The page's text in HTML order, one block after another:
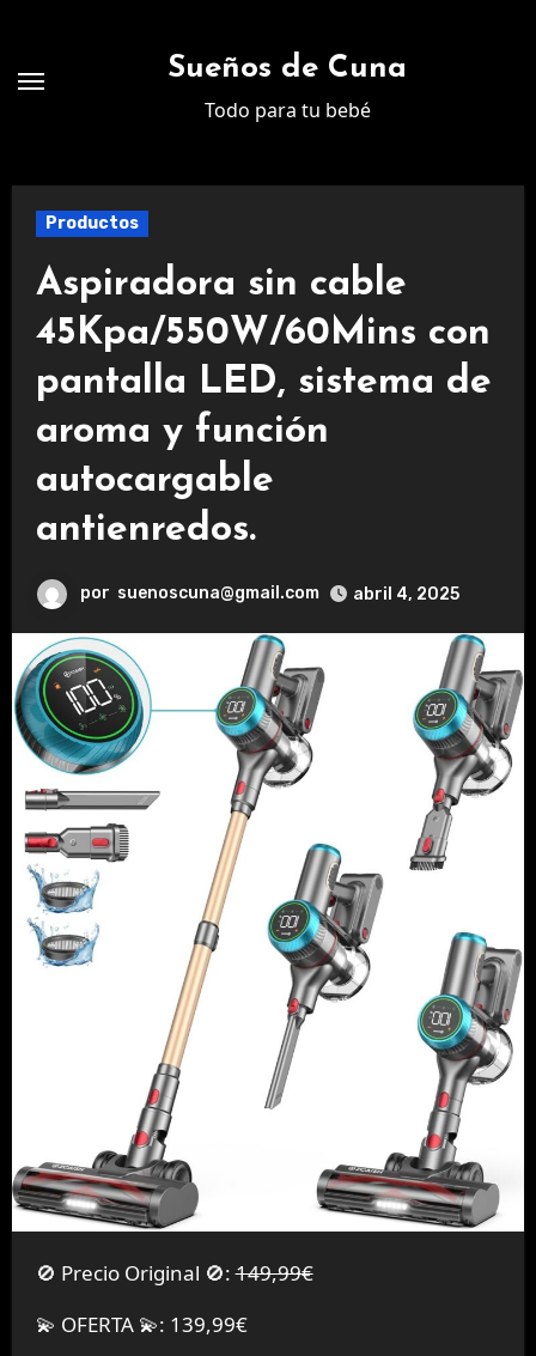
contenido
Sueños de Cuna
Todo para tu bebé
Productos
Aspiradora sin cable
45Kpa/550W/60Mins con
pantalla LED, sistema de
aroma y función
autocargable
antienredos.
por suenoscuna@gmail.com abril 4, 2025
🚫 Precio Original 🚫:149,99€
💫 OFERTA 💫: 139,99€